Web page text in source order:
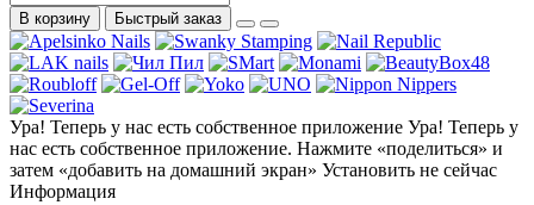
В корзину Быстрый заказ
Ура! Теперь у нас есть собственное приложение Ура! Теперь у
нас есть собственное приложение. Нажмите «поделиться» и
затем «добавить на домашний экран» Установить не сейчас
Информация